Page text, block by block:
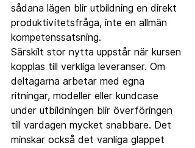
sådana lägen blir utbildning en direkt
produktivitetsfråga, inte en allmän
kompetenssatsning.
Särskilt stor nytta uppstår när kursen
kopplas till verkliga leveranser. Om
deltagarna arbetar med egna
ritningar, modeller eller kundcase
under utbildningen blir överföringen
till vardagen mycket snabbare. Det
minskar också det vanliga glappet